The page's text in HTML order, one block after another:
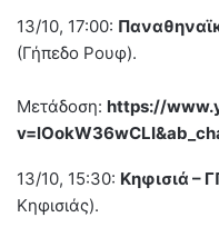
13/10, 17:00:
(Γήπεδο Ρουφ).
Μετάδοση: https://
13/10, 15:30: Κηφισιά –
Κηφισιάς).